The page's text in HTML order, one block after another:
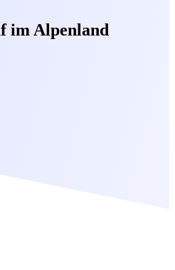
im Alpenland